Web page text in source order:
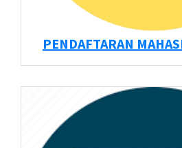
PENDAFTARAN